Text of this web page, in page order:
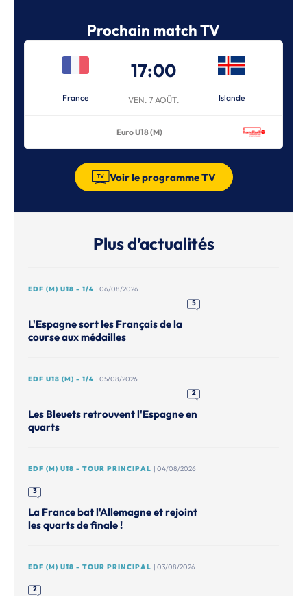
Prochain match TV
France
17:00
VEN. 7 AOÛT. Islande
Euro U18 (M)
Voir le programme TV
Plus d’actualités
EDF (M) U18 - 1/4 | 06/08/2026
5
L'Espagne sort les Français de la
course aux médailles
EDF U18 (M) - 1/4 | 05/08/2026
2
Les Bleuets retrouvent l'Espagne en
quarts
EDF (M) U18 - TOUR PRINCIPAL | 04/08/2026
3
La France bat l'Allemagne et rejoint
les quarts de finale !
EDF (M) U18 - TOUR PRINCIPAL | 03/08/2026
2